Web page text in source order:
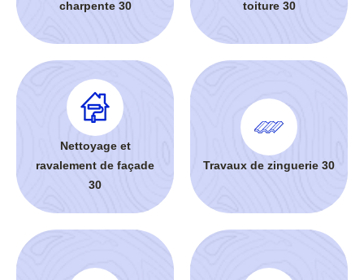
charpente 30
toiture 30
Nettoyage et
ravalement de façade
30
Travaux de zinguerie 30